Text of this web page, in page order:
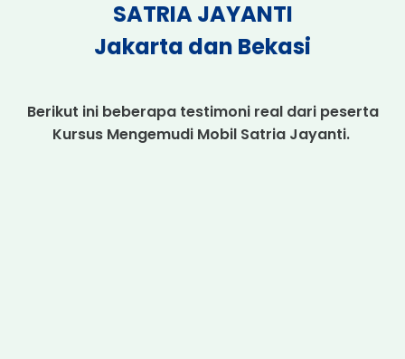
SATRIA JAYANTI
Jakarta dan Bekasi
Berikut ini beberapa testimoni real dari peserta
Kursus Mengemudi Mobil Satria Jayanti.